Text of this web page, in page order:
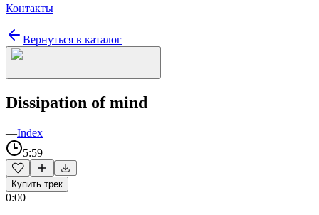
Контакты
Вернуться в каталог
Dissipation of mind
—Index
5:59
Купить трек
0:00